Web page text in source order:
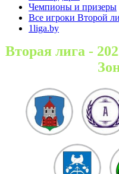
Чемпионы и призеры
Все игроки Второй
1liga.by
Вторая лига -